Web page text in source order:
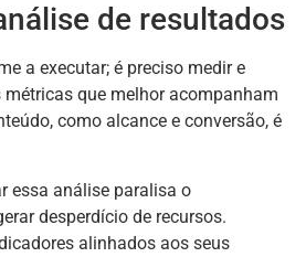
de resultados
a executar; é preciso medir e
que melhor acompanham
como alcance e conversão, é
essa análise paralisa o
desperdício de recursos.
alinhados aos seus